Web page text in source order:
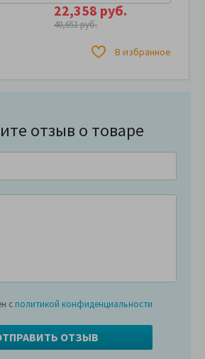
22,358 руб.
40,651 руб.
В избранное
отзыв о товаре
с политикой конфиденциальности